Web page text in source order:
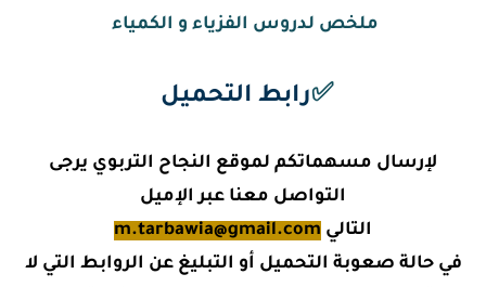
ملخص لدروس الفزياء و الكمياء
✅رابط التحميل
لإرسال مسهماتكم لموقع النجاح التربوي يرجى
التواصل معنا عبر الإميل
التالي m.tarbawia@gmail.com
في حالة صعوبة التحميل أو التبليغ عن الروابط التي لا